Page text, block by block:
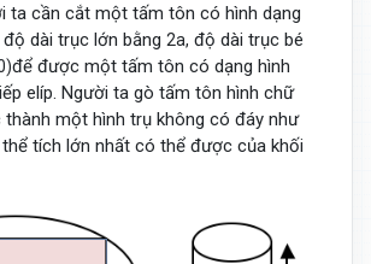
ta cần cắt một tấm tôn có hình dạng
dài trục lớn bằng 2a, độ dài trục bé
)để được một tấm tôn có dạng hình
elíp. Người ta gò tấm tôn hình chữ
một hình trụ không có đáy như
thể tích lớn nhất có thể được của khối